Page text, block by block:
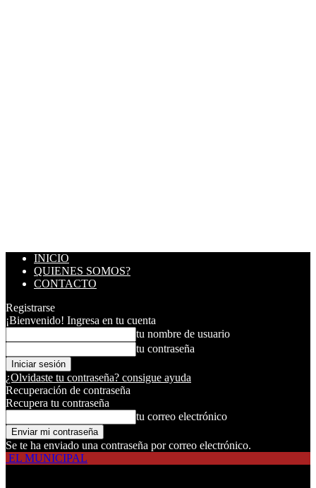
INICIO
QUIENES SOMOS?
CONTACTO
Registrarse
¡Bienvenido! Ingresa en tu cuenta
tu nombre de usuario
tu contraseña
¿Olvidaste tu contraseña? consigue ayuda
Recuperación de contraseña
Recupera tu contraseña
tu correo electrónico
Se te ha enviado una contraseña por correo electrónico.
EL MUNICIPAL